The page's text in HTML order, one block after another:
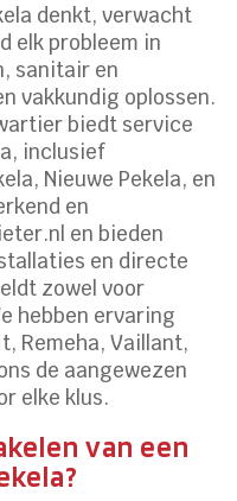
denkt, verwacht
elk probleem in
sanitair en
vakkundig oplossen.
biedt service
inclusief
Nieuwe Pekela, en
en
en bieden
en directe
zowel voor
hebben ervaring
Remeha, Vaillant,
de aangewezen
elke klus.
van een